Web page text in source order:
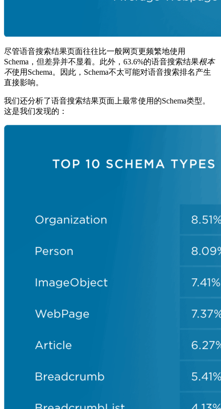
尽管语音搜索结果页面往往比一般网页更频繁地使用
Schema，但差异并不显着。此外，63.6%的语音搜索结果根本
不使用Schema。因此，Schema不太可能对语音搜索排名产生
直接影响。
我们还分析了语音搜索结果页面上最常使用的Schema类型。
这是我们发现的：